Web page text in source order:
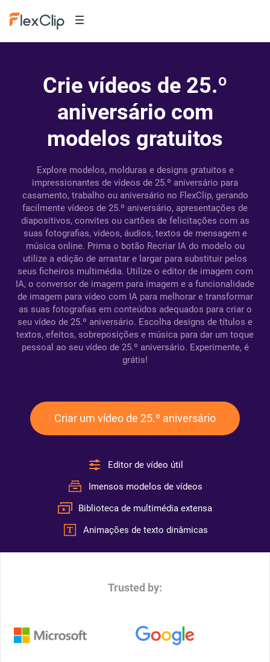
Crie vídeos de 25.º
aniversário com
modelos gratuitos
Explore modelos, molduras e designs gratuitos e
impressionantes de vídeos de 25.º aniversário para
casamento, trabalho ou aniversário no FlexClip, gerando
facilmente vídeos de 25.º aniversário, apresentações de
diapositivos, convites ou cartões de felicitações com as
suas fotografias, vídeos, áudios, textos de mensagem e
música online. Prima o botão Recriar IA do modelo ou
utilize a edição de arrastar e largar para substituir pelos
seus ficheiros multimédia. Utilize o editor de imagem com
IA, o conversor de imagem para imagem e a funcionalidade
de imagem para vídeo com IA para melhorar e transformar
as suas fotografias em conteúdos adequados para criar o
seu vídeo de 25.º aniversário. Escolha designs de títulos e
textos, efeitos, sobreposições e música para dar um toque
pessoal ao seu vídeo de 25.º aniversário. Experimente, é
grátis!
Criar um vídeo de 25.º aniversário
Editor de vídeo útil
Imensos modelos de vídeos
Biblioteca de multimédia extensa
Animações de texto dinâmicas
Trusted by: